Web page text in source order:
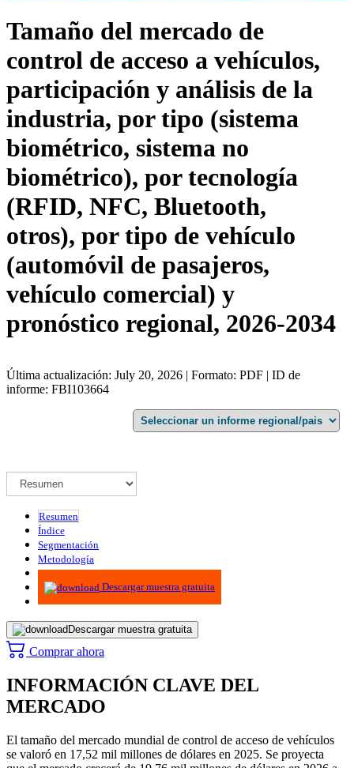
Tamaño del mercado de
control de acceso a vehículos,
participación y análisis de la
industria, por tipo (sistema
biométrico, sistema no
biométrico), por tecnología
(RFID, NFC, Bluetooth,
otros), por tipo de vehículo
(automóvil de pasajeros,
vehículo comercial) y
pronóstico regional, 2026-2034
Última actualización: July 20, 2026 | Formato: PDF | ID de
informe: FBI103664
Resumen
Índice
Segmentación
Metodología
Infografías
Descargar muestra gratuita
Descargar muestra gratuita
Comprar ahora
INFORMACIÓN CLAVE DEL
MERCADO
El tamaño del mercado mundial de control de acceso de vehículos
se valoró en 17,52 mil millones de dólares en 2025. Se proyecta